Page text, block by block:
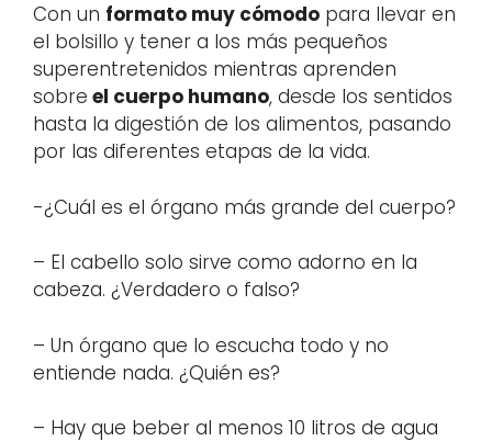
Con un formato muy cómodo para llevar en
el bolsillo y tener a los más pequeños
superentretenidos mientras aprenden
sobre el cuerpo humano, desde los sentidos
hasta la digestión de los alimentos, pasando
por las diferentes etapas de la vida.
-¿Cuál es el órgano más grande del cuerpo?
– El cabello solo sirve como adorno en la
cabeza. ¿Verdadero o falso?
– Un órgano que lo escucha todo y no
entiende nada. ¿Quién es?
– Hay que beber al menos 10 litros de agua